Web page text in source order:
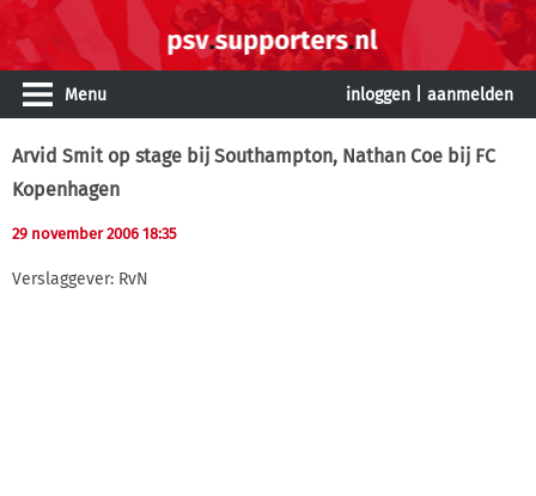
Menu inloggen aanmelden
Arvid Smit op stage bij Southampton, Nathan Coe bij FC
Kopenhagen
29 november 2006 18:35
Verslaggever: RvN